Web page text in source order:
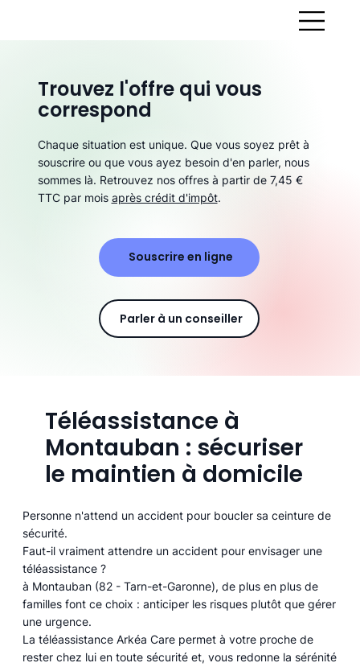
Téléassistance à
Montauban : sécuriser
le maintien à domicile
Personne n'attend un accident pour boucler sa ceinture de
sécurité.
Faut-il vraiment attendre un accident pour envisager une
téléassistance ?
à Montauban (82 - Tarn-et-Garonne), de plus en plus de
familles font ce choix : anticiper les risques plutôt que gérer
une urgence.
La téléassistance Arkéa Care permet à votre proche de
rester chez lui en toute sécurité et, vous redonne la sérénité
Trouvez l'offre qui vous
correspond
Chaque situation est unique. Que vous soyez prêt à
souscrire ou que vous ayez besoin d'en parler, nous
sommes là. Retrouvez nos offres à partir de 7,45 €
TTC par mois après crédit d'impôt.
Souscrire en ligne
Parler à un conseiller